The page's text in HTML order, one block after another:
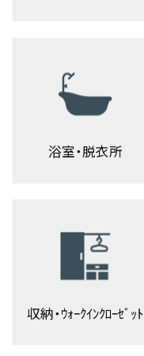
浴室・脱衣所
収納・ｳｫｰｸｲﾝｸﾛｰｾﾞｯﾄ